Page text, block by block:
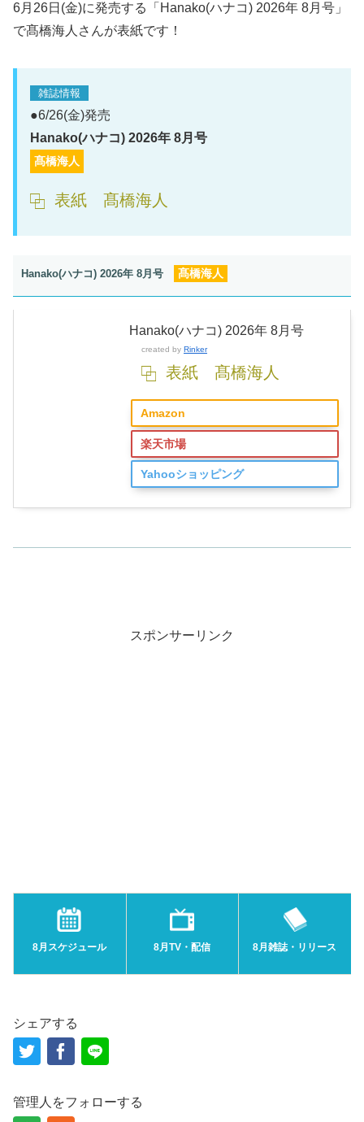
6月26日(金)に発売する「Hanako(ハナコ) 2026年 8月号」
で髙橋海人さんが表紙です！
雑誌情報
●6/26(金)発売
Hanako(ハナコ) 2026年 8月号
髙橋海人
表紙 髙橋海人
Hanako(ハナコ) 2026年 8月号 髙橋海人
Hanako(ハナコ) 2026年 8月号
created by Rinker
表紙 髙橋海人
Amazon
楽天市場
Yahooショッピング
スポンサーリンク
8月スケジュール 8月TV・配信 8月雑誌・リリース
シェアする
管理人をフォローする